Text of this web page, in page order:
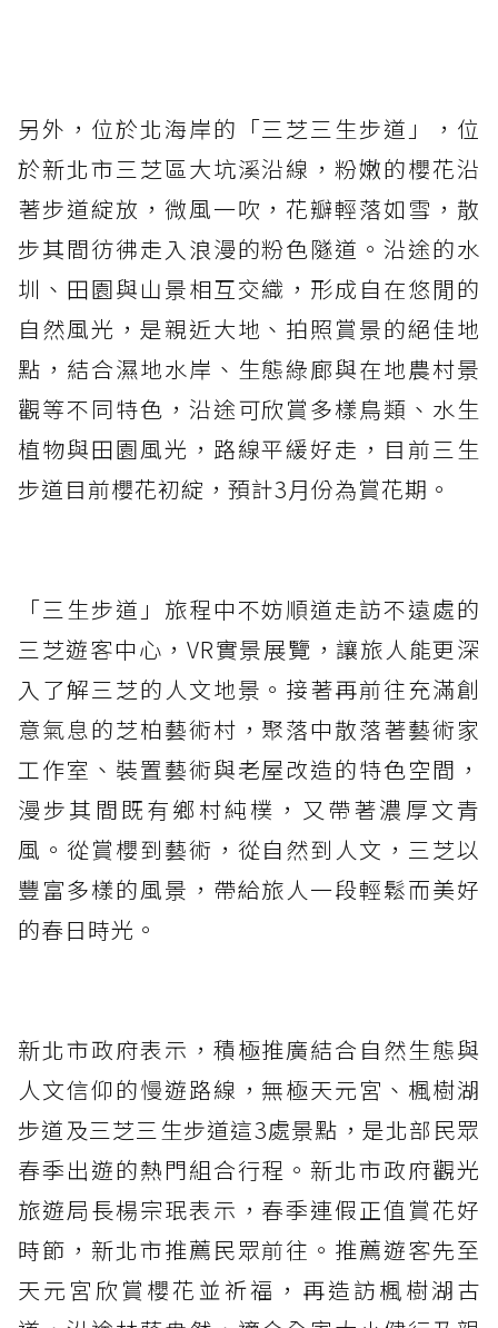
另外，位於北海岸的「三芝三生步道」，位
於新北市三芝區大坑溪沿線，粉嫩的櫻花沿
著步道綻放，微風一吹，花瓣輕落如雪，散
步其間彷彿走入浪漫的粉色隧道。沿途的水
圳、田園與山景相互交織，形成自在悠閒的
自然風光，是親近大地、拍照賞景的絕佳地
點，結合濕地水岸、生態綠廊與在地農村景
觀等不同特色，沿途可欣賞多樣鳥類、水生
植物與田園風光，路線平緩好走，目前三生
步道目前櫻花初綻，預計3月份為賞花期。
「三生步道」旅程中不妨順道走訪不遠處的
三芝遊客中心，VR實景展覽，讓旅人能更深
入了解三芝的人文地景。接著再前往充滿創
意氣息的芝柏藝術村，聚落中散落著藝術家
工作室、裝置藝術與老屋改造的特色空間，
漫步其間既有鄉村純樸，又帶著濃厚文青
風。從賞櫻到藝術，從自然到人文，三芝以
豐富多樣的風景，帶給旅人一段輕鬆而美好
的春日時光。
新北市政府表示，積極推廣結合自然生態與
人文信仰的慢遊路線，無極天元宮、楓樹湖
步道及三芝三生步道這3處景點，是北部民眾
春季出遊的熱門組合行程。新北市政府觀光
旅遊局長楊宗珉表示，春季連假正值賞花好
時節，新北市推薦民眾前往。推薦遊客先至
天元宮欣賞櫻花並祈福，再造訪楓樹湖古